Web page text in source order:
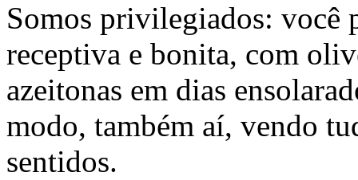
Somos privilegiados: você
receptiva e bonita, com
azeitonas em dias
modo, também aí, vendo
sentidos.